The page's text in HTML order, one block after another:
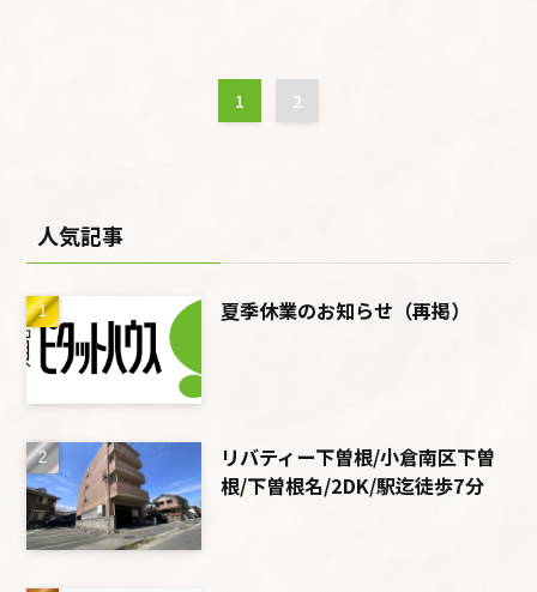
1 2
人気記事
夏季休業のお知らせ（再掲）
リバティー下曽根/小倉南区下曽
根/下曽根名/2DK/駅迄徒歩7分